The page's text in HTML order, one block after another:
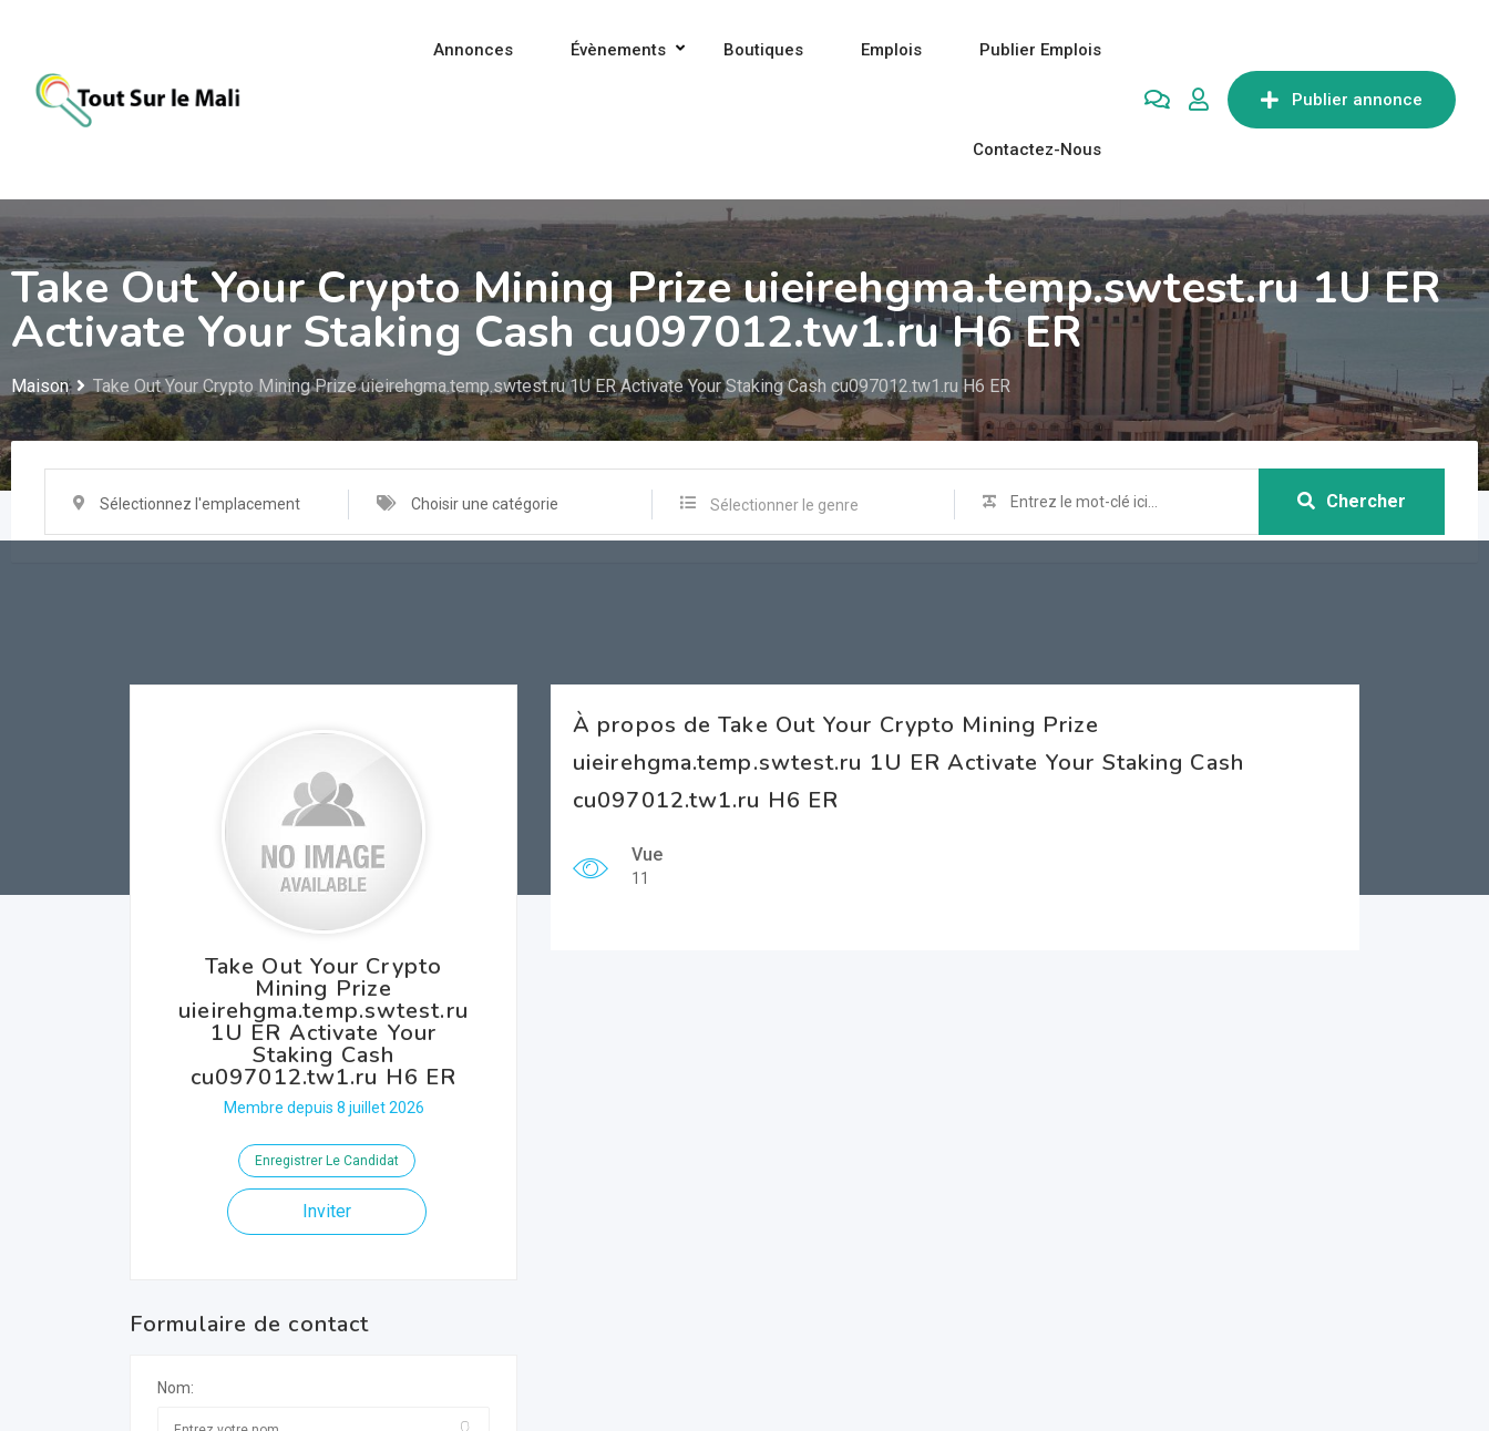
contenu
Publier annonce
Annonces Évènements Boutiques Emplois Publier Emplois
Contactez-Nous
Take Out Your Crypto Mining Prize uieirehgma.temp.swtest.ru 1U ER
Activate Your Staking Cash cu097012.tw1.ru H6 ER
Maison Take Out Your Crypto Mining Prize uieirehgma.temp.swtest.ru 1U ER Activate Your Staking Cash cu097012.tw1.ru H6 ER
Sélectionnez l'emplacement Choisir une catégorie Sélectionner le genre Chercher
Take Out Your Crypto
Mining Prize
uieirehgma.temp.swtest.ru
1U ER Activate Your
Staking Cash
cu097012.tw1.ru H6 ER
Membre depuis 8 juillet 2026
Enregistrer Le Candidat
Inviter
Formulaire de contact
Nom:
À propos de Take Out Your Crypto Mining Prize
uieirehgma.temp.swtest.ru 1U ER Activate Your Staking Cash
cu097012.tw1.ru H6 ER
Vue
11